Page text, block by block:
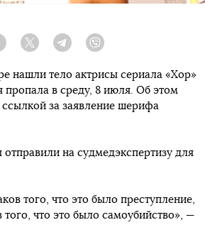
Facebook Twitter Telegram
нашли тело актрисы сериала «Хор»
пропала в среду, 8 июля. Об этом
ссылкой за заявление шерифа
отправили на судмедэкспертизу для
того, что это было преступление,
того, что это было самоубийство», —